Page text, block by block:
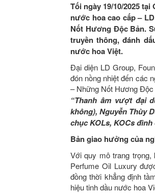
Tối ngày 19/10/2025
nước hoa cao cấp –
Nốt Hương Độc Bản.
truyền thông, đánh
nước hoa Việt.
Đại diện LD Group,
đón nồng nhiệt đến các
– Những Nốt Hương Độc
“Thanh âm vượt đại
không), Nguyễn Thùy
chục KOLs, KOCs
Bản giao hưởng của
Với quy mô trang
Perfume Oil Luxury
đồng thời khẳng định
hiệu tinh dầu nước hoa